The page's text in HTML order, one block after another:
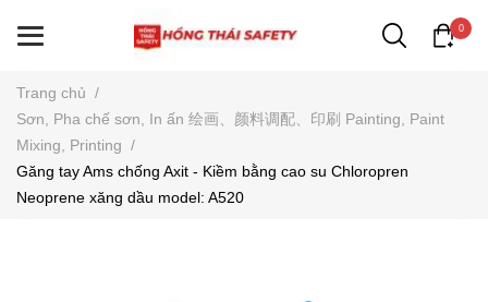
0
Trang chủ /
Sơn, Pha chế sơn, In ấn 绘画、颜料调配、印刷 Painting, Paint
Mixing, Printing /
Găng tay Ams chống Axit - Kiềm bằng cao su Chloropren
Neoprene xăng dầu model: A520